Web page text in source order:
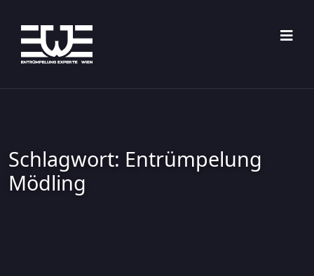
content
Schlagwort: Entrümpelung
Mödling